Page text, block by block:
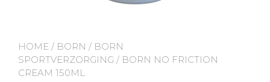
HOME / BORN / BORN
SPORTVERZORGING / BORN NO FRICTION
CREAM 150ML